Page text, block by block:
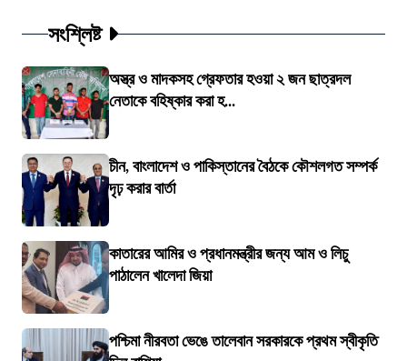
সংশ্লিষ্ট
অস্ত্র ও মাদকসহ গ্রেফতার হওয়া ২ জন ছাত্রদল
নেতাকে বহিষ্কার করা হ...
চীন, বাংলাদেশ ও পাকিস্তানের বৈঠকে কৌশলগত সম্পর্ক
দৃঢ় করার বার্তা
কাতারের আমির ও প্রধানমন্ত্রীর জন্য আম ও লিচু
পাঠালেন খালেদা জিয়া
পশ্চিমা নীরবতা ভেঙে তালেবান সরকারকে প্রথম স্বীকৃতি